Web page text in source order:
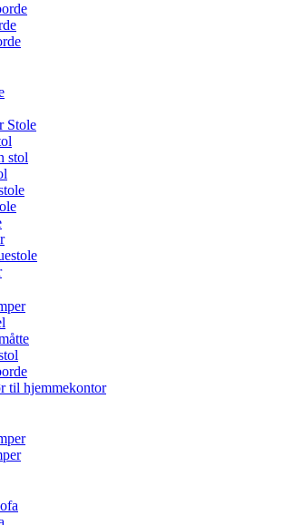
Stole
stol
til hjemmekontor